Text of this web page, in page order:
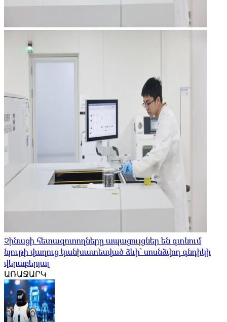
Չինացի հետազոտողները ապացույցներ են գտնում
նյութի վաղուց կանխատեսված ձևի՝ սոսնձվող գնդիկի
վերաբերյալ
ԱՌԱՋԱՐԿ